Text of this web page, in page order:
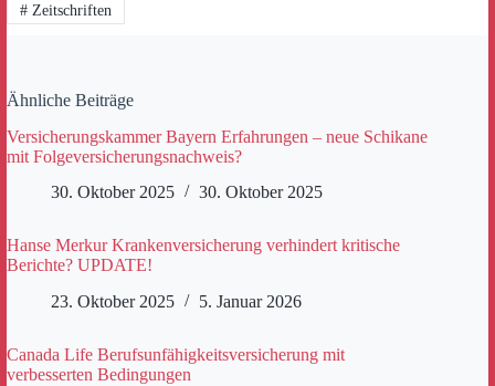
#Zeitschriften
Ähnliche Beiträge
Versicherungskammer Bayern Erfahrungen – neue Schikane
mit Folgeversicherungsnachweis?
30. Oktober 2025
30. Oktober 2025
Hanse Merkur Krankenversicherung verhindert kritische
Berichte? UPDATE!
23. Oktober 2025
5. Januar 2026
Canada Life Berufsunfähigkeitsversicherung mit
verbesserten Bedingungen